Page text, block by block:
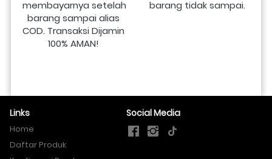
membayarnya setelah
barang sampai alias
COD. Transaksi Dijamin
100% AMAN!
barang tidak sampai.
Links
Home
Daftar Produk
Social Media